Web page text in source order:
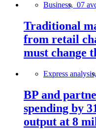
Business, 07
Traditional
from retail
must change
Express analysis,
BP and
spending by
output at 8